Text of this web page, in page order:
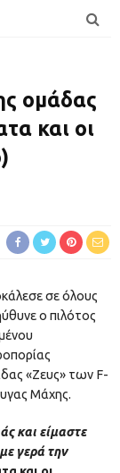
ομάδας
και οι
σε όλους
ο πιλότος
«Ζευς» των F-
Μάχης.
και είμαστε
γερά την